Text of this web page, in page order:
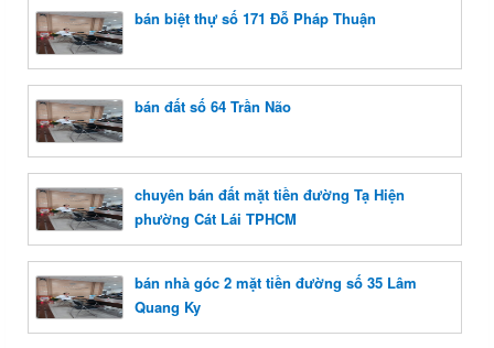
bán biệt thự số 171 Đỗ Pháp Thuận
bán đất số 64 Trần Não
chuyên bán đất mặt tiền đường Tạ Hiện
phường Cát Lái TPHCM
bán nhà góc 2 mặt tiền đường số 35 Lâm
Quang Ky